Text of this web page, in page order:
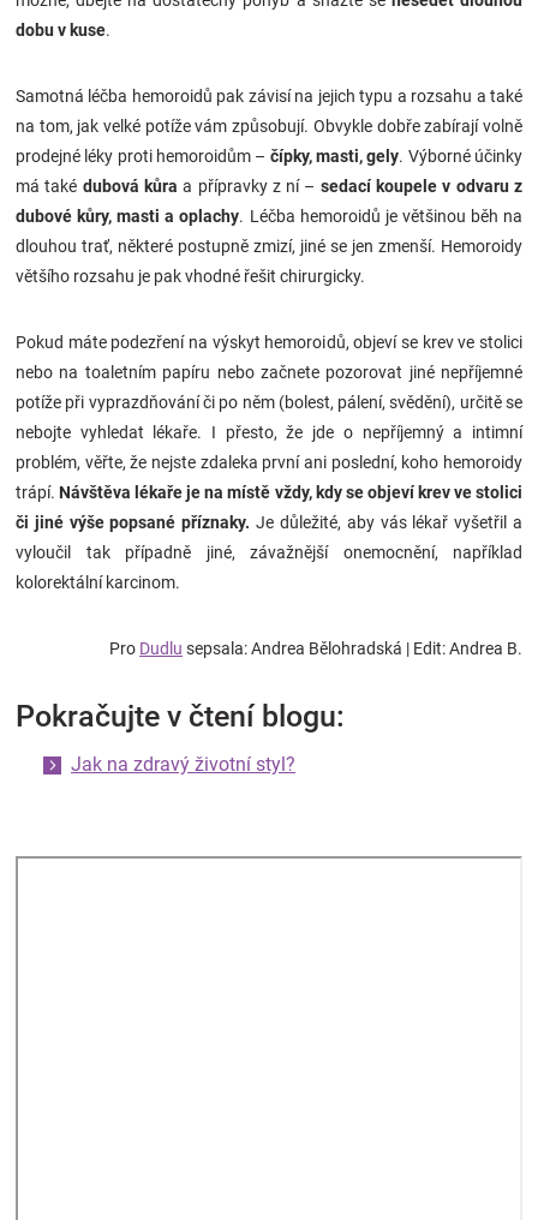
dobu v kuse.
Samotná léčba hemoroidů pak závisí na jejich typu a rozsahu a také
na tom, jak velké potíže vám způsobují. Obvykle dobře zabírají volně
prodejné léky proti hemoroidům – čípky, masti, gely. Výborné účinky
má také dubová kůra a přípravky z ní – sedací koupele v odvaru z
dubové kůry, masti a oplachy. Léčba hemoroidů je většinou běh na
dlouhou trať, některé postupně zmizí, jiné se jen zmenší. Hemoroidy
většího rozsahu je pak vhodné řešit chirurgicky.
Pokud máte podezření na výskyt hemoroidů, objeví se krev ve stolici
nebo na toaletním papíru nebo začnete pozorovat jiné nepříjemné
potíže při vyprazdňování či po něm (bolest, pálení, svědění), určitě se
nebojte vyhledat lékaře. I přesto, že jde o nepříjemný a intimní
problém, věřte, že nejste zdaleka první ani poslední, koho hemoroidy
trápí.Návštěva lékaře je na místě vždy, kdy se objeví krev ve stolici
či jiné výše popsané příznaky. Je důležité, aby vás lékař vyšetřil a
vyloučil tak případně jiné, závažnější onemocnění, například
kolorektální karcinom.
Pro Dudlu sepsala: Andrea Bělohradská | Edit: Andrea B.
Pokračujte v čtení blogu:
Jak na zdravý životní styl?